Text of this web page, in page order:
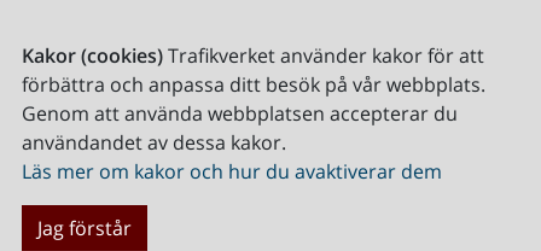
Kakor (cookies)Trafikverket använder kakor för att
förbättra och anpassa ditt besök på vår webbplats.
Genom att använda webbplatsen accepterar du
användandet av dessa kakor.
Läs mer om kakor och hur du avaktiverar dem
Jag förstår